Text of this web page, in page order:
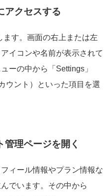
アクセスする
ます。画面の右上または左
イコンや名前が表示されて
ーの中から「Settings」
ウント）といった項目を選
管理ページを開く
ィール情報やプラン情報な
でいます。その中から